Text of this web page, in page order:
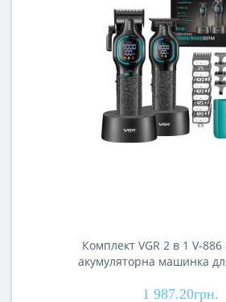
Комплект VGR 2 в 1 V-886
акумуляторна машинка
1 987.20грн.